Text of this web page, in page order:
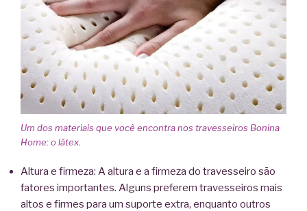
Um dos materiais que você encontra nos travesseiros Bonina
Home: o látex.
Altura e firmeza: A altura e a firmeza do travesseiro são
fatores importantes. Alguns preferem travesseiros mais
altos e firmes para um suporte extra, enquanto outros